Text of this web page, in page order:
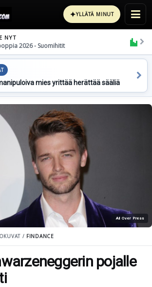
✦YLLÄTÄ MINUT
NYT
2026 - Suomihitit
mies yrittää herättää sääliä
All Over Press
/ FINDANCE
pojalle